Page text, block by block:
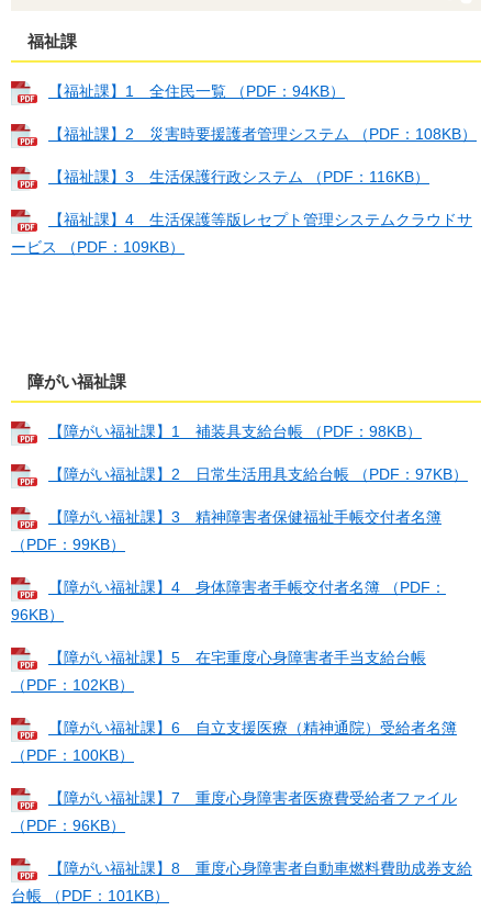
福祉課
【福祉課】1 全住民一覧 （PDF：94KB）
【福祉課】2 災害時要援護者管理システム （PDF：108KB）
【福祉課】3 生活保護行政システム （PDF：116KB）
【福祉課】4 生活保護等版レセプト管理システムクラウドサ
ービス （PDF：109KB）
障がい福祉課
【障がい福祉課】1 補装具支給台帳 （PDF：98KB）
【障がい福祉課】2 日常生活用具支給台帳 （PDF：97KB）
【障がい福祉課】3 精神障害者保健福祉手帳交付者名簿
（PDF：99KB）
【障がい福祉課】4 身体障害者手帳交付者名簿 （PDF：
96KB）
【障がい福祉課】5 在宅重度心身障害者手当支給台帳
（PDF：102KB）
【障がい福祉課】6 自立支援医療（精神通院）受給者名簿
（PDF：100KB）
【障がい福祉課】7 重度心身障害者医療費受給者ファイル
（PDF：96KB）
【障がい福祉課】8 重度心身障害者自動車燃料費助成券支給
台帳 （PDF：101KB）